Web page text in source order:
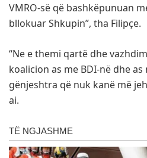
VMRO-së që bashkëpunuan
bllokuar Shkupin”, tha Filipçe.
“Ne e themi qartë dhe
koalicion as me BDI-në dhe as
gënjeshtra që nuk kanë më
ai.